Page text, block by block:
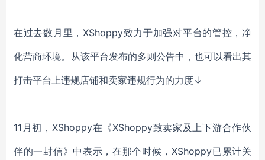
在过去数月里， XShoppy致力于加强对平台的管控，净
化营商环境。从该平台发布的多则公告中，也可以看出其
打击平台上违规店铺和卖家违规行为的力度↓
11月初，XShoppy在《XShoppy致卖家及上下游合作伙
伴的一封信》中表示，在那个时候，XShoppy已累计关